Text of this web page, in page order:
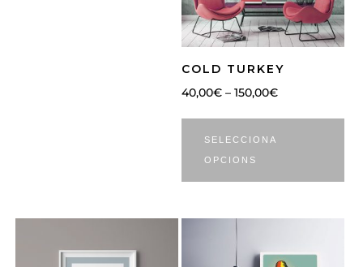
COLD TURKEY
40,00€ – 150,00€
SELECCIONA
OPCIONS